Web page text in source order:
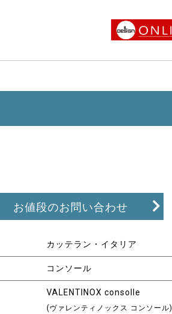
お値段のお問い合わせ
カッテラン・イタリア
コンソール
VALENTINOX consolle
(ヴァレンティノックス コンソール)